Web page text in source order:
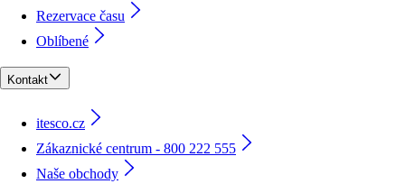
Rezervace času
Oblíbené
Kontakt
itesco.cz
Zákaznické centrum - 800 222 555
Naše obchody